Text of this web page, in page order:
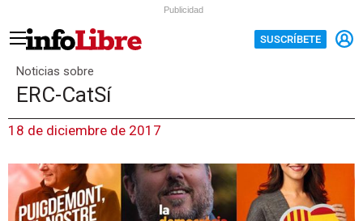
Publicidad
SUSCRÍBETE
Noticias sobre
ERC-CatSí
18 de diciembre de 2017